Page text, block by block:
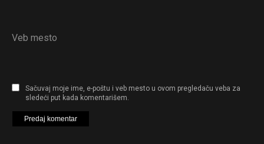
Veb mesto
Sačuvaj moje ime, e-poštu i veb mesto u ovom pregledaču veba za
sledeći put kada komentarišem.